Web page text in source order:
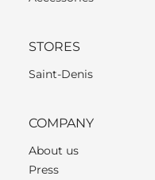
STORES
Saint-Denis
COMPANY
About us
Press